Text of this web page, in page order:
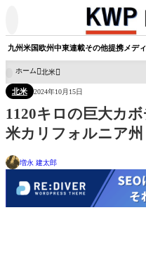
九州米国欧州中東連載その他提携メデ
ホーム 北米
北米 2024年10月15日
1120キロの巨大カ
米カリフォルニア州
増永 建太郎